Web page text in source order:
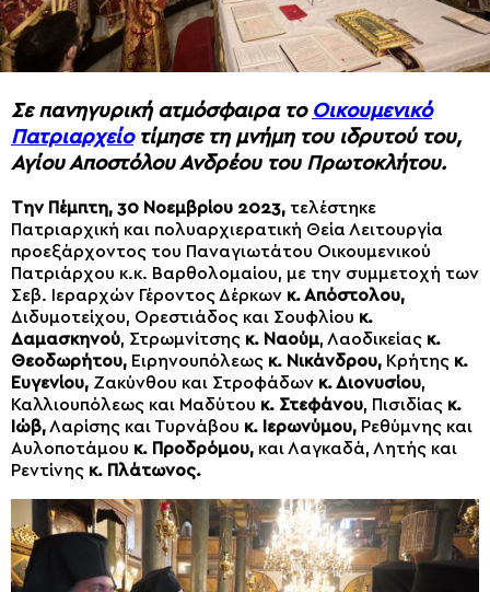
Σε πανηγυρική ατμόσφαιρα το Οικουμενικό
Πατριαρχείοτίμησε τη μνήμη του ιδρυτού του,
Αγίου Αποστόλου Ανδρέου του Πρωτοκλήτου.
Την Πέμπτη, 30 Νοεμβρίου 2023, τελέστηκε
Πατριαρχική και πολυαρχιερατική Θεία Λειτουργία
προεξάρχοντος του Παναγιωτάτου Οικουμενικού
Πατριάρχου κ.κ. Βαρθολομαίου, με την συμμετοχή των
Σεβ. Ιεραρχών Γέροντος Δέρκων κ. Απόστολου,
Διδυμοτείχου, Ορεστιάδος και Σουφλίου κ.
Δαμασκηνού, Στρωμνίτσης κ. Ναούμ, Λαοδικείας κ.
Θεοδωρήτου, Ειρηνουπόλεως κ. Νικάνδρου, Κρήτης κ.
Ευγενίου, Ζακύνθου και Στροφάδων κ. Διονυσίου,
Καλλιουπόλεως και Μαδύτου κ. Στεφάνου, Πισιδίας κ.
Ιώβ,Λαρίσης και Τυρνάβου κ. Ιερωνύμου, Ρεθύμνης και
Αυλοποτάμου κ. Προδρόμου, και Λαγκαδά, Λητής και
Ρεντίνης κ. Πλάτωνος.